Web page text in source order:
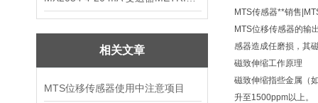
相关文章
MTS位移传感器使用中注意项目
MTS传感器**销售
MTS位移传感器的输
感器造成任磨损，其
磁致伸缩工作原理
磁致伸缩指些金属（
升至1500ppm以上。